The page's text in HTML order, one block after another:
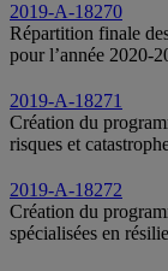
2019-A-18270
Répartition finale
pour l’année
2019-A-18271
Création du
risques et
2019-A-18272
Création du
spécialisées en